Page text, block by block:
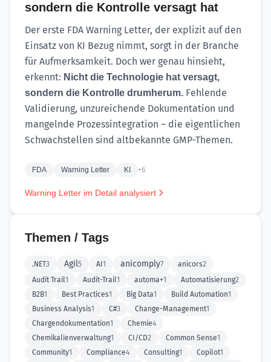
Themen / Tags
.NET3 Agil5 AI 1 anicomply7 anicors2
Audit Trail1 Audit-Trail1 automa+1 Automatisierung2
B2B1 Best Practices1 Big Data1 Build Automation1
Business Analysis1 C#3 Change-Management1
Chargendokumentation1 Chemie4
Chemikalienverwaltung1 CI/CD2 Common Sense1
Community1 Compliance4 Consulting1 Copilot1
sondern die Kontrolle versagt hat
Der erste FDA Warning Letter, der explizit auf den
Einsatz von KI Bezug nimmt, sorgt in der Branche
für Aufmerksamkeit. Doch wer genau hinsieht,
erkennt: Nicht die Technologie hat versagt,
sondern die Kontrolle drumherum. Fehlende
Validierung, unzureichende Dokumentation und
mangelnde Prozessintegration – die eigentlichen
Schwachstellen sind altbekannte GMP-Themen.
FDA Warning Letter KI +6
Warning Letter im Detail analysiert